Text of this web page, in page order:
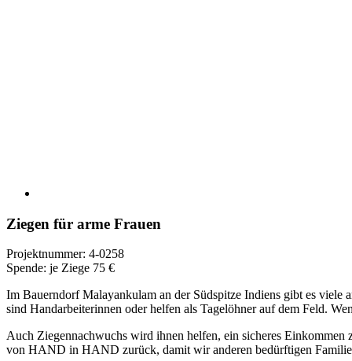
Ziegen für arme Frauen
Projektnummer: 4-0258
Spende: je Ziege 75 €
Im Bauerndorf Malayankulam an der Südspitze Indiens gibt es viele
sind Handarbeiterinnen oder helfen als Tagelöhner auf dem Feld.
Auch Ziegennachwuchs wird ihnen helfen, ein sicheres
von HAND in HAND zurück, damit wir anderen bedürftigen